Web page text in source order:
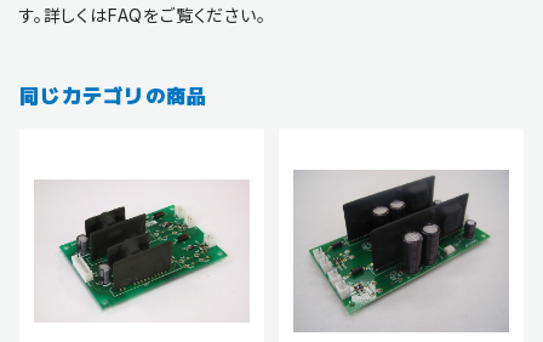
す。詳しくはFAQをご覧ください。
同じカテゴリの商品